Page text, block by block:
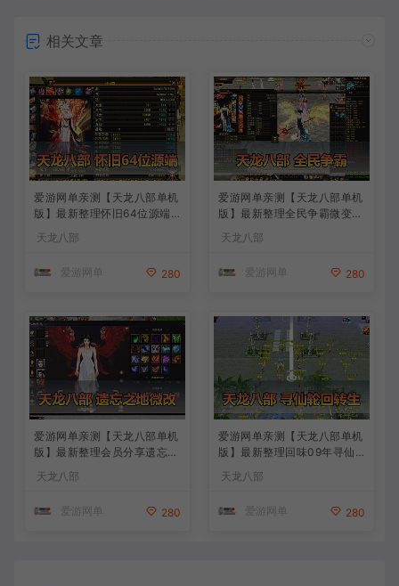
相关文章
爱游网单亲测【天龙八部单机
版】最新整理怀旧64位源端
教学 虚拟机一键端
天龙八部
爱游网单 280
爱游网单亲测【天龙八部单机
版】最新整理全民争霸微变完
码 解锁充值奖励 视频安装教
天龙八部
爱游网单 280
爱游网单亲测【天龙八部单机
版】最新整理会员分享遗忘之
地微改仿官复古版 无字谱 便
捷传送 快捷内辅 配套GM工
频安装教学
天龙八部
爱游网单 280
爱游网单亲测【天龙八部单机
版】最新整理回味09年寻仙
轮回情怀转生超变端带装备回
收体系 GM后台 虚拟机一键
天龙八部
爱游网单 280